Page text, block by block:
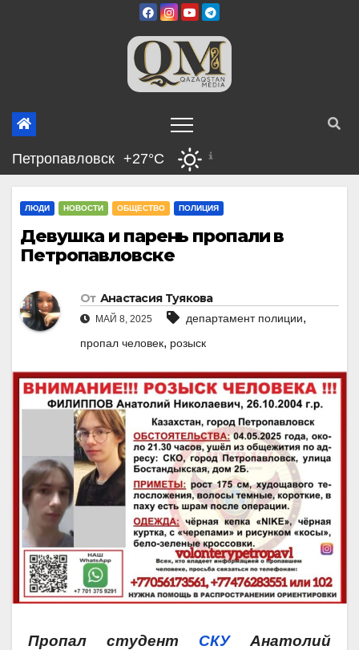
Петропавловск +27°C
ЛЮДИ НОВОСТИ ОБЩЕСТВО ПОЛИЦИЯ
Девушка и парень пропали в
Петропавловске
От Анастасия Туякова
МАЙ 8, 2025 департамент полиции,
пропал человек, розыск
Пропал студент СКУАнатолий